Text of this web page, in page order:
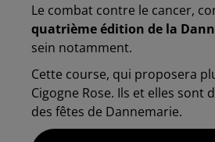
Le combat contre le cancer,
quatrième édition de la
sein notamment.
Cette course, qui proposera
Cigogne Rose. Ils et elles
des fêtes de Dannemarie.